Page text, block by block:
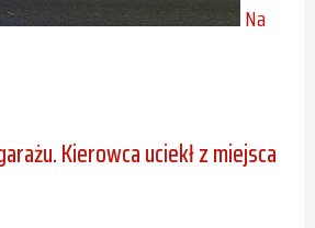
Na
Kierowca uciekł z miejsca